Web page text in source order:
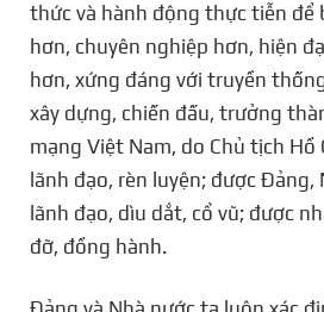
thức và hành động thực tiễn để
hơn, chuyên nghiệp hơn, hiện
hơn, xứng đáng với truyền
xây dựng, chiến đấu, trưởng
mạng Việt Nam, do Chủ tịch Hồ
lãnh đạo, rèn luyện; được
lãnh đạo, dìu dắt, cổ vũ; được
đỡ, đồng hành.